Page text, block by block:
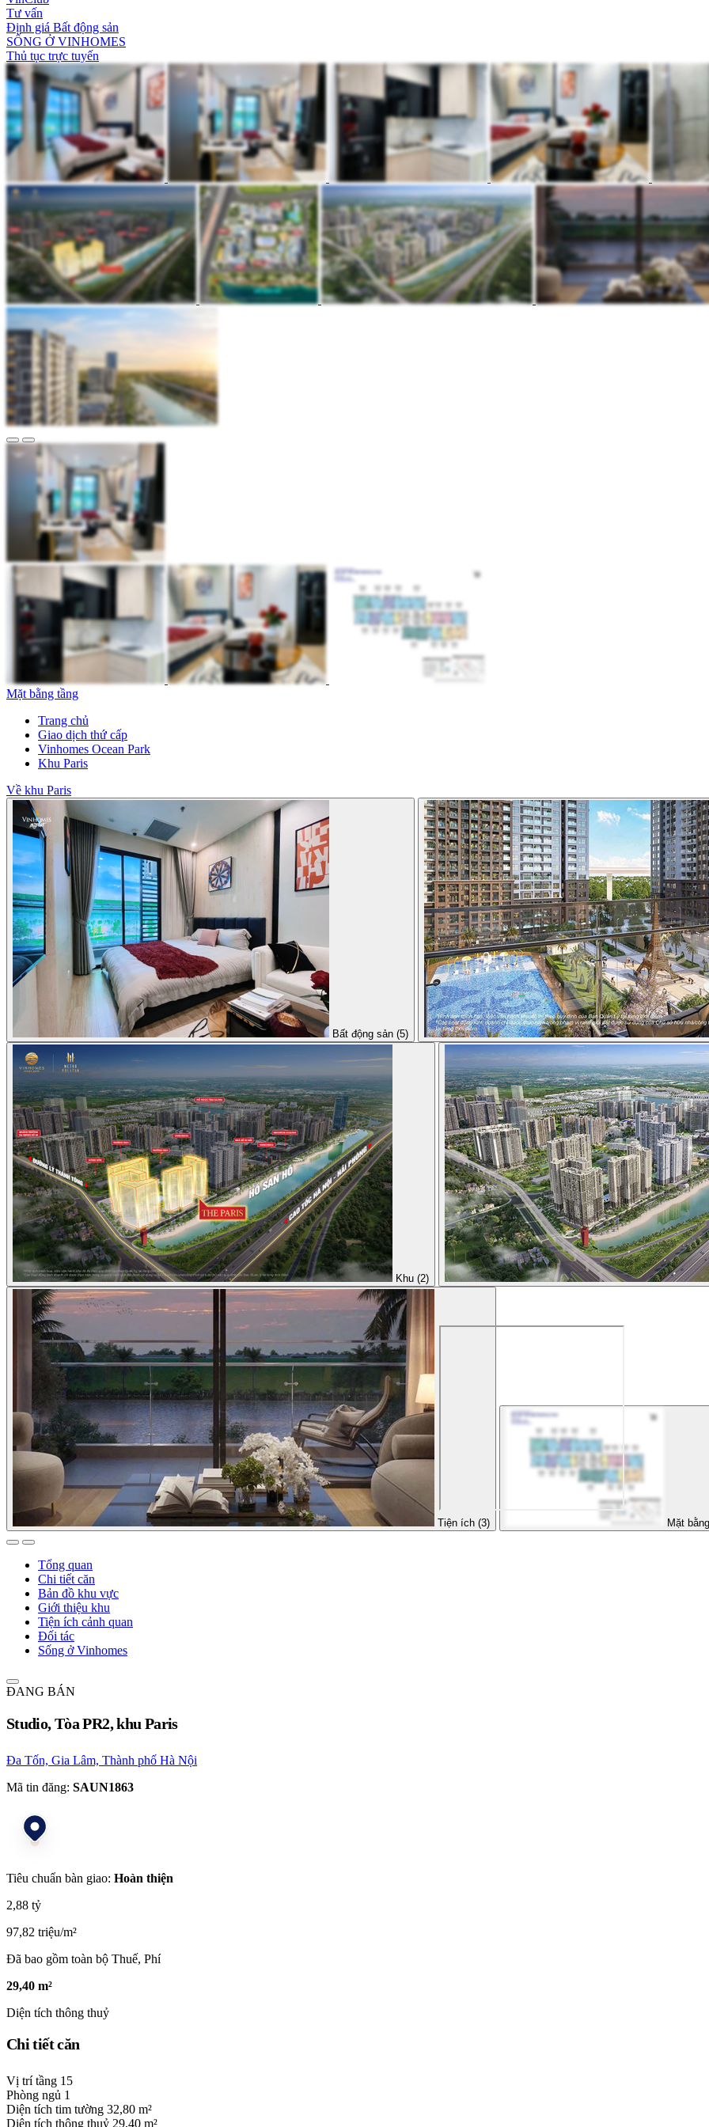
Tư vấn
Định giá Bất động sản
SỐNG Ở VINHOMES
Thủ tục trực tuyến
Mặt bằng tầng
Trang chủ
Giao dịch thứ cấp
Vinhomes Ocean Park
Khu Paris
Về khu Paris
Bất động sản (5)
Khu (2)
Tiện ích (3) Mặt
Tổng quan
Chi tiết căn
Bản đồ khu vực
Giới thiệu khu
Tiện ích cảnh quan
Đối tác
Sống ở Vinhomes
ĐANG BÁN
Studio, Tòa PR2, khu Paris
Đa Tốn, Gia Lâm, Thành phố Hà Nội
Mã tin đăng: SAUN1863
Tiêu chuẩn bàn giao: Hoàn thiện
2,88 tỷ
97,82 triệu/m²
Đã bao gồm toàn bộ Thuế, Phí
29,40 m²
Diện tích thông thuỷ
Chi tiết căn
Vị trí tầng 15
Phòng ngủ 1
Diện tích tim tường 32,80 m²
Diện tích thông thuỷ 29,40 m²